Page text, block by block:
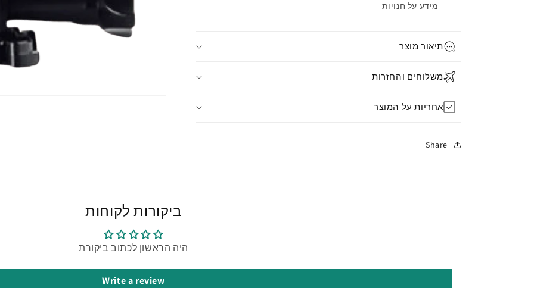
מידע על חנויות
תיאור מוצר
משלוחים והחזרות
אחריות על המוצר
Share
ביקורות לקוחות
היה הראשון לכתוב ביקורת
Write a review